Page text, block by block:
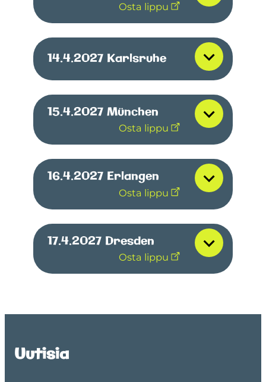
Osta lippu
14.4.2027 Karlsruhe
15.4.2027 München
Osta lippu
16.4.2027 Erlangen
Osta lippu
17.4.2027 Dresden
Osta lippu
Uutisia